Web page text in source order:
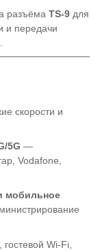
разъёмаTS-9 для
и передачи
скорости и
5G —
Vodafone,
мобильное
, гостевой Wi-Fi,